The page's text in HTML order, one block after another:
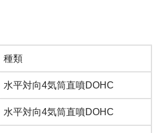
種類
水平対向4気筒直噴DOHC
水平対向4気筒直噴DOHC